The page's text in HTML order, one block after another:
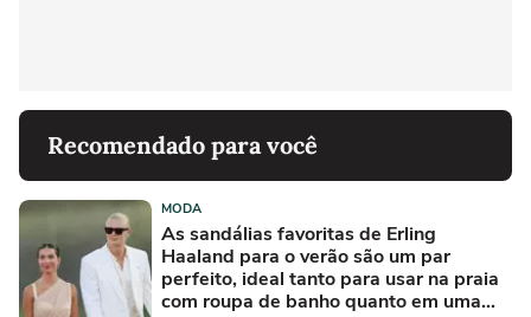
Recomendado para você
MODA
As sandálias favoritas de Erling
Haaland para o verão são um par
perfeito, ideal tanto para usar na praia
com roupa de banho quanto em uma